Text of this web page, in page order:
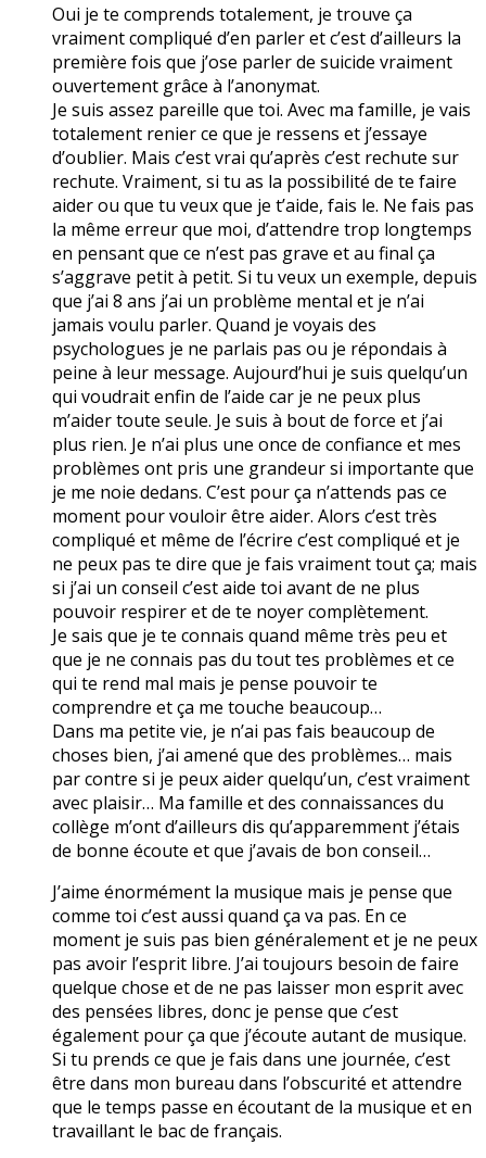
Oui je te comprends totalement, je trouve ça
vraiment compliqué d’en parler et c’est d’ailleurs la
première fois que j’ose parler de suicide vraiment
ouvertement grâce à l’anonymat.
Je suis assez pareille que toi. Avec ma famille, je vais
totalement renier ce que je ressens et j’essaye
d’oublier. Mais c’est vrai qu’après c’est rechute sur
rechute. Vraiment, si tu as la possibilité de te faire
aider ou que tu veux que je t’aide, fais le. Ne fais pas
la même erreur que moi, d’attendre trop longtemps
en pensant que ce n’est pas grave et au final ça
s’aggrave petit à petit. Si tu veux un exemple, depuis
que j’ai 8 ans j’ai un problème mental et je n’ai
jamais voulu parler. Quand je voyais des
psychologues je ne parlais pas ou je répondais à
peine à leur message. Aujourd’hui je suis quelqu’un
qui voudrait enfin de l’aide car je ne peux plus
m’aider toute seule. Je suis à bout de force et j’ai
plus rien. Je n’ai plus une once de confiance et mes
problèmes ont pris une grandeur si importante que
je me noie dedans. C’est pour ça n’attends pas ce
moment pour vouloir être aider. Alors c’est très
compliqué et même de l’écrire c’est compliqué et je
ne peux pas te dire que je fais vraiment tout ça; mais
si j’ai un conseil c’est aide toi avant de ne plus
pouvoir respirer et de te noyer complètement.
Je sais que je te connais quand même très peu et
que je ne connais pas du tout tes problèmes et ce
qui te rend mal mais je pense pouvoir te
comprendre et ça me touche beaucoup…
Dans ma petite vie, je n’ai pas fais beaucoup de
choses bien, j’ai amené que des problèmes… mais
par contre si je peux aider quelqu’un, c’est vraiment
avec plaisir… Ma famille et des connaissances du
collège m’ont d’ailleurs dis qu’apparemment j’étais
de bonne écoute et que j’avais de bon conseil…
J’aime énormément la musique mais je pense que
comme toi c’est aussi quand ça va pas. En ce
moment je suis pas bien généralement et je ne peux
pas avoir l’esprit libre. J’ai toujours besoin de faire
quelque chose et de ne pas laisser mon esprit avec
des pensées libres, donc je pense que c’est
également pour ça que j’écoute autant de musique.
Si tu prends ce que je fais dans une journée, c’est
être dans mon bureau dans l’obscurité et attendre
que le temps passe en écoutant de la musique et en
travaillant le bac de français.